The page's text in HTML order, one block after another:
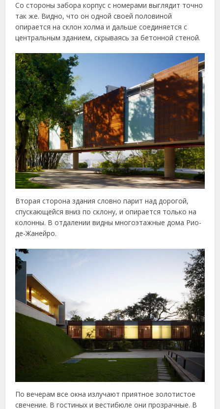
Со стороны забора корпус с номерами выглядит точно
так же. Видно, что он одной своей половиной
опирается на склон холма и дальше соединяется с
центральным зданием, скрываясь за бетонной стеной.
Вторая сторона здания словно парит над дорогой,
спускающейся вниз по склону, и опирается только на
колонны. В отдалении видны многоэтажные дома Рио-
де-Жанейро.
По вечерам все окна излучают приятное золотистое
свечение. В гостиных и вестибюле они прозрачные. В